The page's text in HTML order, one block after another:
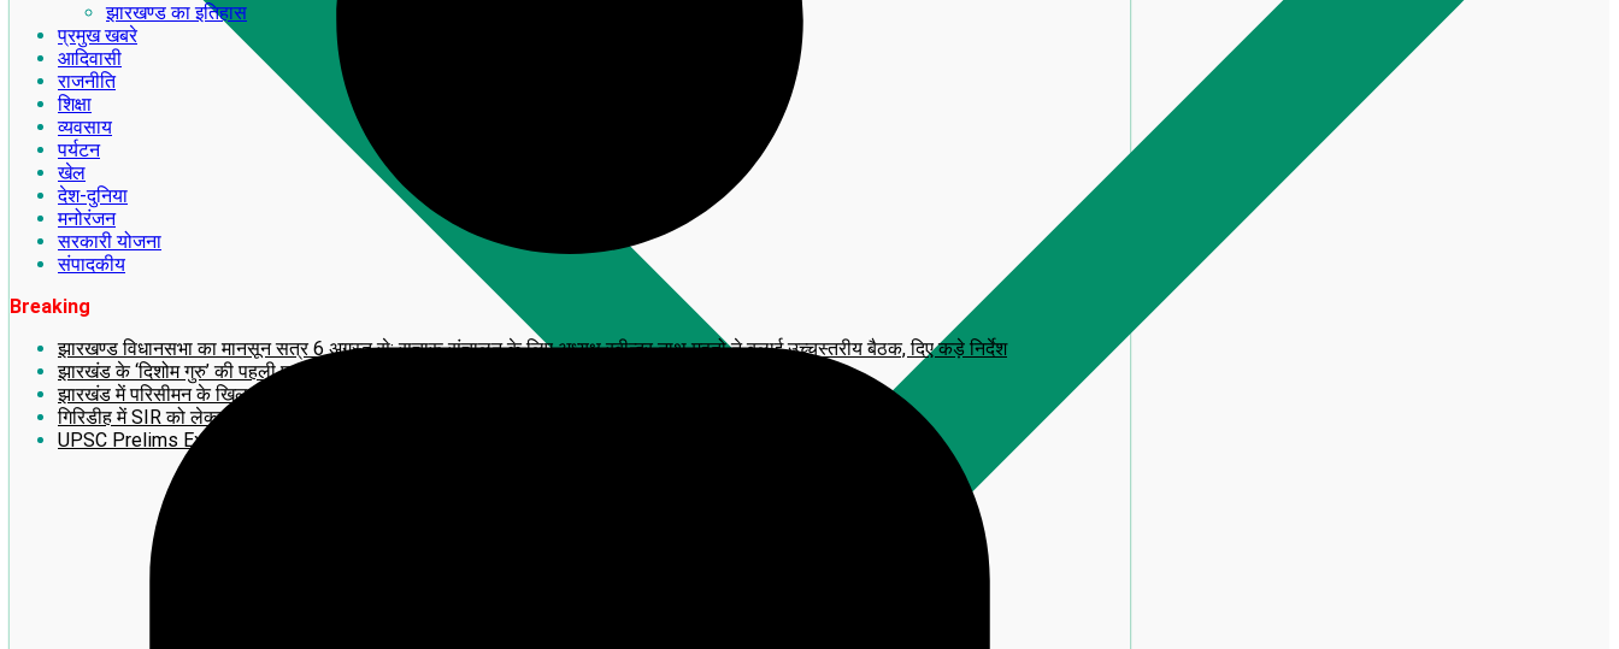
झारखण्ड का इतिहास
प्रमुख खबरे
आदिवासी
राजनीति
शिक्षा
व्यवसाय
पर्यटन
खेल
देश-दुनिया
मनोरंजन
सरकारी योजना
संपादकीय
Breaking
झारखण्ड विधानसभा का मानसून सत्र 6 अगस्त से: सुचारू संचालन के लिए अध्यक्ष रबीन्द्र नाथ महतो ने बुलाई उच्चस्तरीय बैठक, दिए कड़े निर्देश
झारखंड के ‘दिशोम गुरु’ की पहली पुण्यतिथि पर लगेगी 14 फीट ऊंची भव्य प्रतिमा, CM हेमंत सोरेन करेंगे अनावरण
झारखंड में परिसीमन के खिलाफ बड़ा आंदोलन! 2 अगस्त को राँची में महाजुटाव, आरक्षित सीटें फ्रीज करने की मांग
गिरिडीह में SIR को लेकर झामुमो का BLA-2 का प्रशिक्षण सह बूथ सम्मेलन कार्यक्रम
UPSC Prelims Exam 2026 का बड़ा update: जानिए अपना ‘प्रोविजनल आंसर-की’